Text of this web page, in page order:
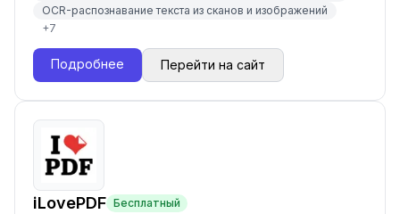
OCR-распознавание текста из сканов и изображений
+7
Подробнее Перейти на сайт
iLovePDF Бесплатный